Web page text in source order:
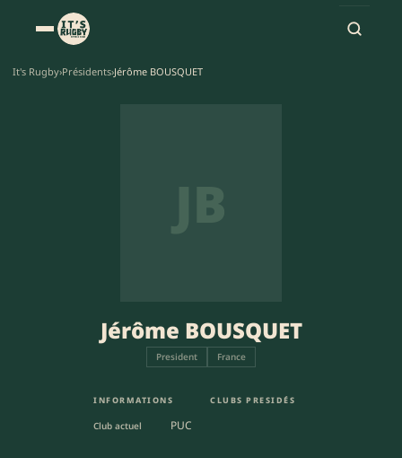
It's Rugby›Présidents›Jérôme BOUSQUET
JB
Jérôme BOUSQUET
President France
INFORMATIONS
Club actuel PUC
CLUBS PRESIDÉS